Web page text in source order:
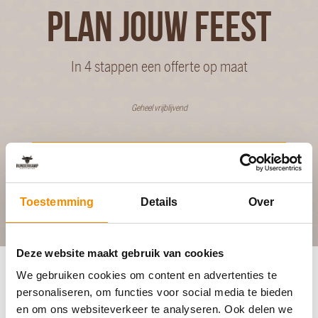
Toestemming Details Over
Deze website maakt gebruik van cookies
We gebruiken cookies om content en advertenties te
personaliseren, om functies voor social media te bieden
en om ons websiteverkeer te analyseren. Ook delen we
PLAN JOUW FEEST
In 4 stappen een offerte op maat
Geheel vrijblijvend